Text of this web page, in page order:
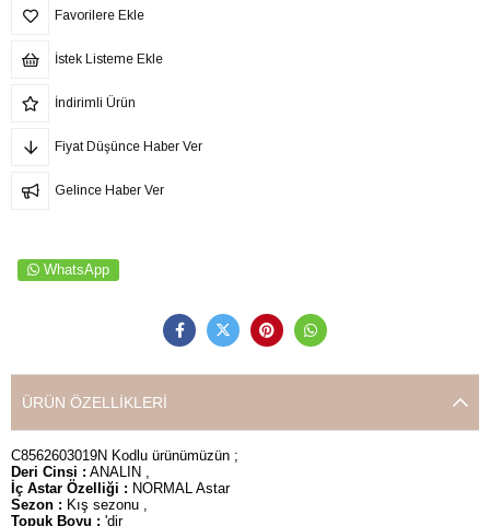
Favorilere Ekle
İstek Listeme Ekle
İndirimli Ürün
Fiyat Düşünce Haber Ver
Gelince Haber Ver
WhatsApp
ÜRÜN ÖZELLIKLERI
C8562603019N Kodlu ürünümüzün ;
Deri Cinsi : ANALIN ,
İç Astar Özelliği : NORMAL Astar
Sezon : Kış sezonu ,
Topuk Boyu : 'dir